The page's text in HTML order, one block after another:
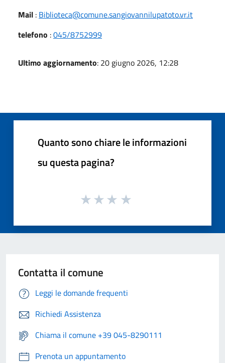
Mail : Biblioteca@comune.sangiovannilupatoto.vr.it
telefono :045/8752999
Ultimo aggiornamento: 20 giugno 2026, 12:28
Quanto sono chiare le informazioni
su questa pagina?
Contatta il comune
Leggi le domande frequenti
Richiedi Assistenza
Chiama il comune +39 045-8290111
Prenota un appuntamento